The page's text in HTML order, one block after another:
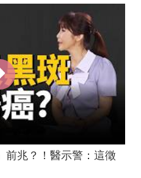
前兆？！醫示警：這徵